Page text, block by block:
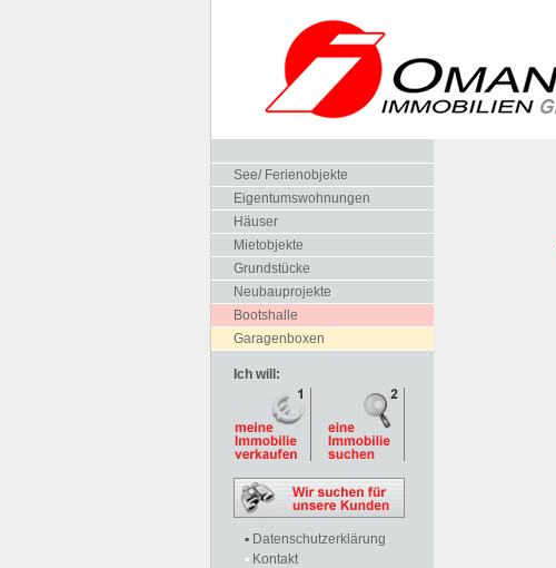
See/ Ferienobjekte
Eigentumswohnungen
Häuser
Mietobjekte
Grundstücke
Neubauprojekte
Bootshalle
Garagenboxen
Ich will:
▪ Datenschutzerklärung
▪ Kontakt